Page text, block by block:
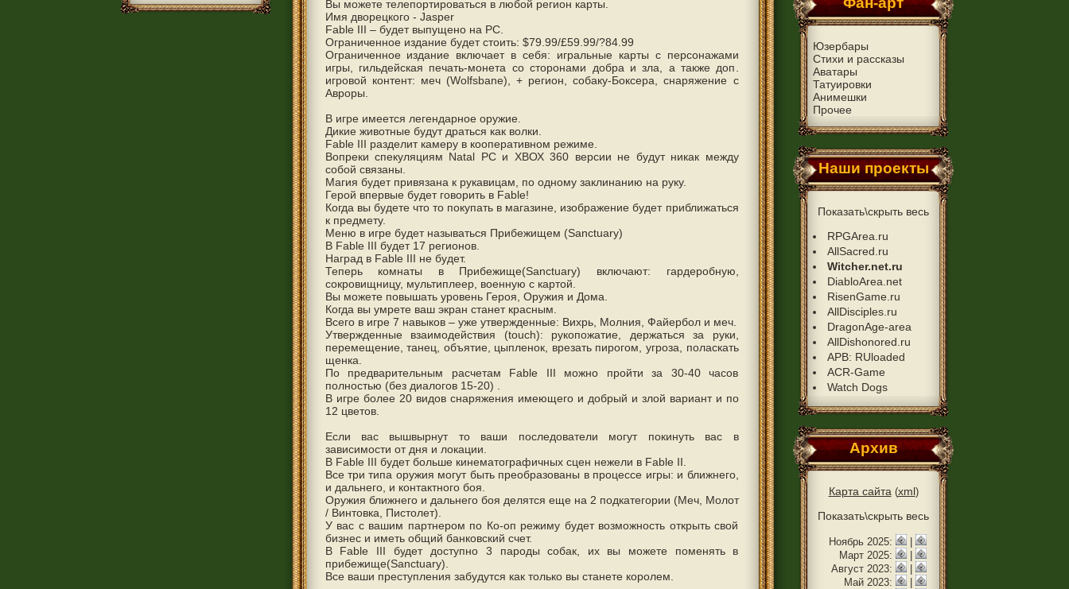
Вы можете телепортироваться в любой регион карты.
Имя дворецкого - Jasper
Fable III – будет выпущено на PC.
Ограниченное издание будет стоить: $79.99/£59.99/?84.99
Ограниченное издание включает в себя: игральные карты с персонажами
игры, гильдейская печать-монета со сторонами добра и зла, а также доп.
игровой контент: меч (Wolfsbane), + регион, собаку-Боксера, снаряжение с
Авроры.
В игре имеется легендарное оружие.
Дикие животные будут драться как волки.
Fable III разделит камеру в кооперативном режиме.
Вопреки спекуляциям Natal РС и ХВОХ 360 версии не будут никак между
собой связаны.
Магия будет привязана к рукавицам, по одному заклинанию на руку.
Герой впервые будет говорить в Fable!
Когда вы будете что то покупать в магазине, изображение будет приближаться
к предмету.
Меню в игре будет называться Прибежищем (Sanctuary)
В Fable III будет 17 регионов.
Наград в Fable III не будет.
Теперь комнаты в Прибежище(Sanctuary) включают: гардеробную,
сокровищницу, мультиплеер, военную с картой.
Вы можете повышать уровень Героя, Оружия и Дома.
Когда вы умрете ваш экран станет красным.
Всего в игре 7 навыков – уже утвержденные: Вихрь, Молния, Файербол и меч.
Утвержденные взаимодействия (touch): рукопожатие, держаться за руки,
перемещение, танец, объятие, цыпленок, врезать пирогом, угроза, поласкать
щенка.
По предварительным расчетам Fable III можно пройти за 30-40 часов
полностью (без диалогов 15-20) .
В игре более 20 видов снаряжения имеющего и добрый и злой вариант и по
12 цветов.
Если вас вышвырнут то ваши последователи могут покинуть вас в
зависимости от дня и локации.
В Fable III будет больше кинематографичных сцен нежели в Fable II.
Все три типа оружия могут быть преобразованы в процессе игры: и ближнего,
и дальнего, и контактного боя.
Оружия ближнего и дальнего боя делятся еще на 2 подкатегории (Меч, Молот
/ Винтовка, Пистолет).
У вас с вашим партнером по Ко-оп режиму будет возможность открыть свой
бизнес и иметь общий банковский счет.
В Fable III будет доступно 3 пароды собак, их вы можете поменять в
прибежище(Sanctuary).
Все ваши преступления забудутся как только вы станете королем.
Юзербары
Стихи и рассказы
Аватары
Татуировки
Анимешки
Прочее
Наши проекты
Показать\скрыть весь
RPGArea.ru
AllSacred.ru
Witcher.net.ru
DiabloArea.net
RisenGame.ru
AllDisciples.ru
DragonAge-area
AllDishonored.ru
APB: RUloaded
ACR-Game
Watch Dogs
Архив
Карта сайта(xml)
Показать\скрыть весь
Ноябрь 2025:
|
Март 2025:
|
Август 2023:
|
Май 2023:
|